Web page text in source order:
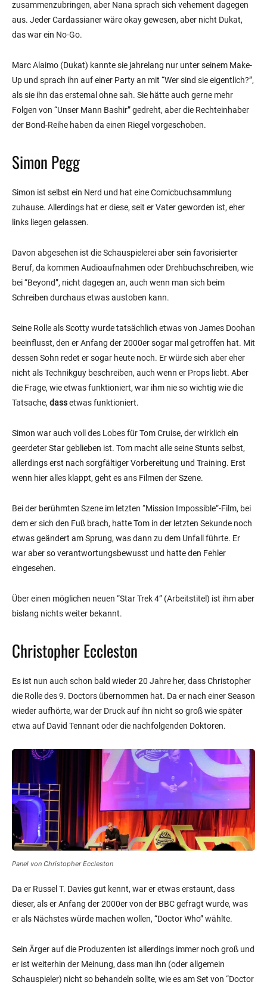
zusammenzubringen, aber Nana sprach sich vehement dagegen
aus. Jeder Cardassianer wäre okay gewesen, aber nicht Dukat,
das war ein No-Go.
Marc Alaimo (Dukat) kannte sie jahrelang nur unter seinem Make-
Up und sprach ihn auf einer Party an mit “Wer sind sie eigentlich?”,
als sie ihn das erstemal ohne sah. Sie hätte auch gerne mehr
Folgen von “Unser Mann Bashir” gedreht, aber die Rechteinhaber
der Bond-Reihe haben da einen Riegel vorgeschoben.
Simon Pegg
Simon ist selbst ein Nerd und hat eine Comicbuchsammlung
zuhause. Allerdings hat er diese, seit er Vater geworden ist, eher
links liegen gelassen.
Davon abgesehen ist die Schauspielerei aber sein favorisierter
Beruf, da kommen Audioaufnahmen oder Drehbuchschreiben, wie
bei “Beyond”, nicht dagegen an, auch wenn man sich beim
Schreiben durchaus etwas austoben kann.
Seine Rolle als Scotty wurde tatsächlich etwas von James Doohan
beeinflusst, den er Anfang der 2000er sogar mal getroffen hat. Mit
dessen Sohn redet er sogar heute noch. Er würde sich aber eher
nicht als Technikguy beschreiben, auch wenn er Props liebt. Aber
die Frage, wie etwas funktioniert, war ihm nie so wichtig wie die
Tatsache, dassetwas funktioniert.
Simon war auch voll des Lobes für Tom Cruise, der wirklich ein
geerdeter Star geblieben ist. Tom macht alle seine Stunts selbst,
allerdings erst nach sorgfältiger Vorbereitung und Training. Erst
wenn hier alles klappt, geht es ans Filmen der Szene.
Bei der berühmten Szene im letzten “Mission Impossible”-Film, bei
dem er sich den Fuß brach, hatte Tom in der letzten Sekunde noch
etwas geändert am Sprung, was dann zu dem Unfall führte. Er
war aber so verantwortungsbewusst und hatte den Fehler
eingesehen.
Über einen möglichen neuen “Star Trek 4” (Arbeitstitel) ist ihm aber
bislang nichts weiter bekannt.
Christopher Eccleston
Es ist nun auch schon bald wieder 20 Jahre her, dass Christopher
die Rolle des 9. Doctors übernommen hat. Da er nach einer Season
wieder aufhörte, war der Druck auf ihn nicht so groß wie später
etwa auf David Tennant oder die nachfolgenden Doktoren.
Panel von Christopher Eccleston
Da er Russel T. Davies gut kennt, war er etwas erstaunt, dass
dieser, als er Anfang der 2000er von der BBC gefragt wurde, was
er als Nächstes würde machen wollen, “Doctor Who” wählte.
Sein Ärger auf die Produzenten ist allerdings immer noch groß und
er ist weiterhin der Meinung, dass man ihn (oder allgemein
Schauspieler) nicht so behandeln sollte, wie es am Set von “Doctor